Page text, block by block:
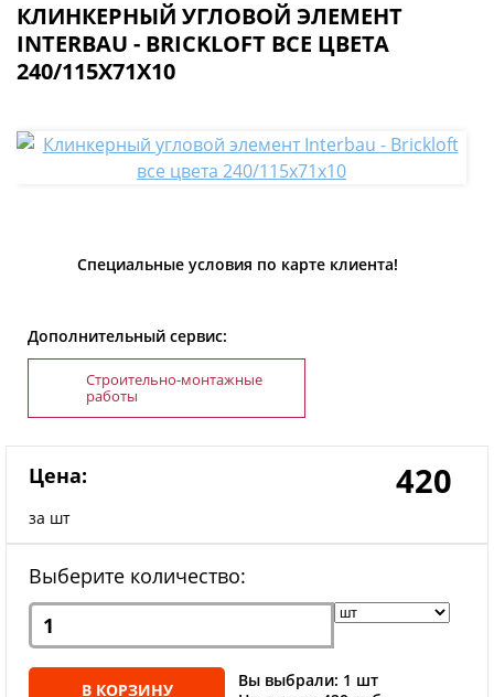
КЛИНКЕРНЫЙ УГЛОВОЙ ЭЛЕМЕНТ
INTERBAU - BRICKLOFT ВСЕ ЦВЕТА
240/115Х71Х10
Специальные условия по карте клиента!
Дополнительный сервис:
Строительно-монтажные
работы
Цена:
за шт
420
Выберите количество:
В КОРЗИНУ
Вы выбрали: 1 шт